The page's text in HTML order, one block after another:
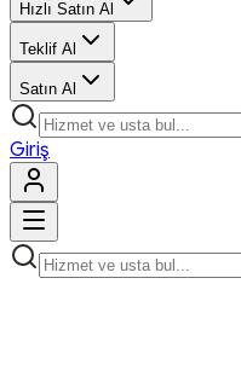
Hızlı Satın Al
Teklif Al
Satın Al
Giriş